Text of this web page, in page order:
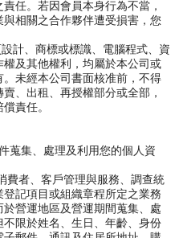
任。若因會員本身行為不當，
相關之合作夥伴遭受損害，您
計、商標或標識、電腦程式、資
及其他權利，均屬於本公司或
未經本公司書面核准前，不得
、出租、再授權部分或全部，
責任。
蒐集、處理及利用您的個人資
費者、客戶管理與服務、調查統
記項目或組織章程所定之業務
營運地區及營運期間蒐集、處
限於姓名、生日、年齡、身份